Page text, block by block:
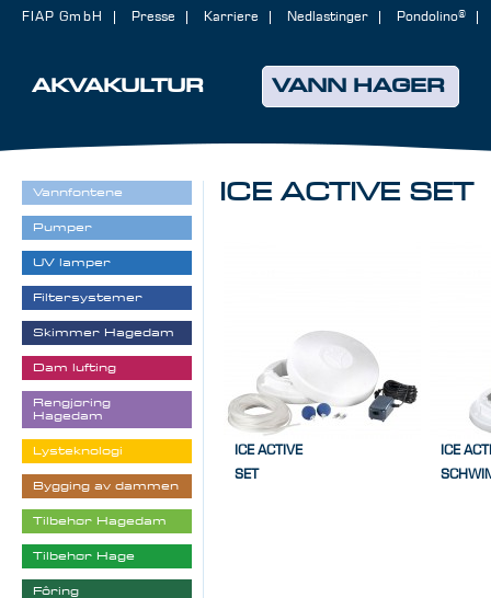
AKVAKULTUR VANN HAGER
FIAP GmbH Presse Karriere Nedlastinger Pondolino®
ICE ACTIVE SET
ICE ACTIVE
SET
ICE
Vannfontene
Pumper
UV lamper
Filtersystemer
Skimmer Hagedam
Dam lufting
Rengjøring
Hagedam
Lysteknologi
Bygging av dammen
Tilbehør Hagedam
Tilbehør Hage
Fôring